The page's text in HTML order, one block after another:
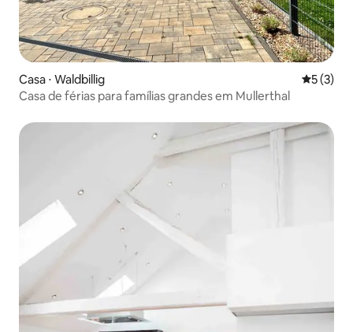
Casa ⋅ Waldbillig 5 de
5 (3)
Casa de férias para famílias grandes em Mullerthal